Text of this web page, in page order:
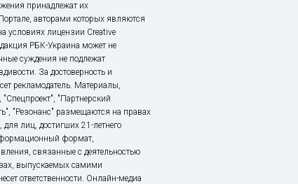
принадлежат их
авторами которых являются
условиях лицензии Creative
РБК-Украина может не
суждения не подлежат
За достоверность и
рекламодатель. Материалы,
"Партнерский
"Резонанс" размещаются на правах
лиц, достигших 21-летнего
формат,
связанные с деятельностью
выпускаемых самими
ответственности. Онлайн-медиа